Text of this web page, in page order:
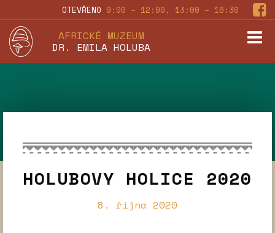
OTEVŘENO 9:00 – 12:00, 13:00 – 16:30
AFRICKÉ MUZEUM
DR. EMILA HOLUBA
HOLUBOVY HOLICE 2020
8. října 2020